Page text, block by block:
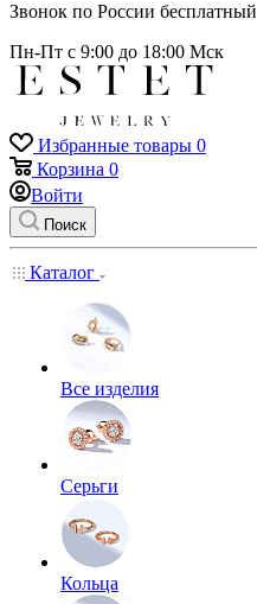
Звонок по России бесплатный
Пн-Пт с 9:00 до 18:00 Мск
Избранные товары 0
Корзина 0
Войти
Поиск
Каталог
Все изделия
Серьги
Кольца